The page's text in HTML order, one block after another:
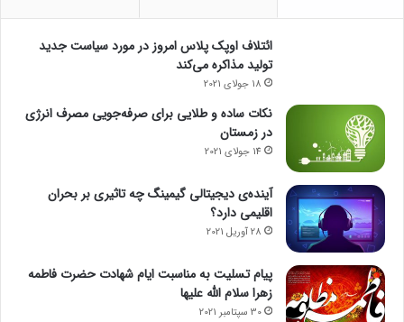
ائتلاف اوپک پلاس امروز در مورد سیاست جدید
تولید مذاکره می‌کند
18 جولای 2021
نکات ساده و طلایی برای صرفه‌جویی مصرف انرژی
در زمستان
14 جولای 2021
آینده‌ی دیجیتالی گیمینگ چه تاثیری بر بحران
اقلیمی دارد؟
28 آوریل 2021
پیام تسلیت به مناسبت ایام شهادت حضرت فاطمه
زهرا سلام الله علیها
30 سپتامبر 2021